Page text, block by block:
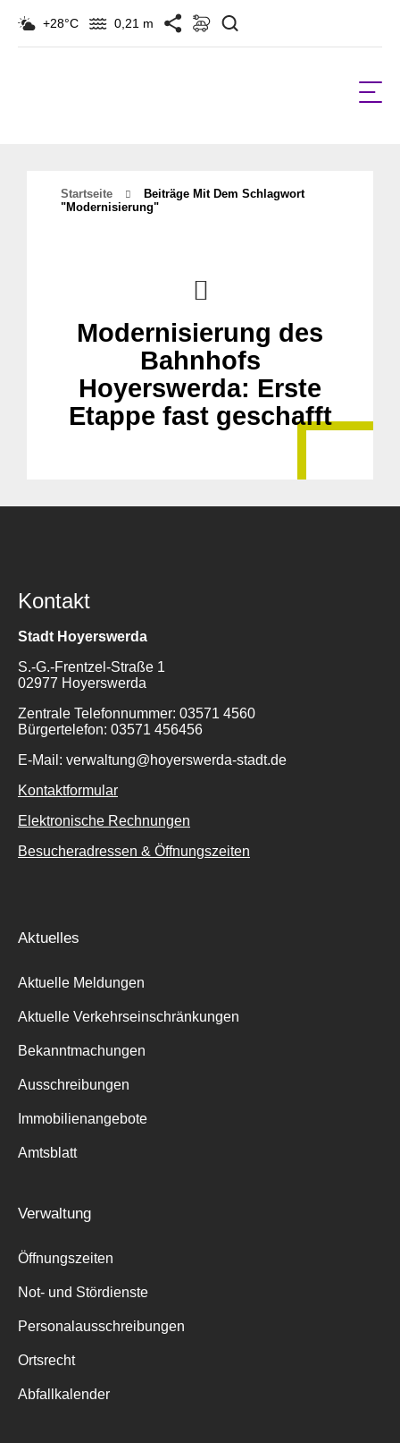
+28°C 0,21 m
Suche
Startseite
Beiträge Mit Dem Schlagwort
"modernisierung"
Modernisierung des
Bahnhofs
Hoyerswerda: Erste
Etappe fast geschafft
Kontakt
Stadt Hoyerswerda
S.-G.-Frentzel-Straße 1
02977 Hoyerswerda
Zentrale Telefonnummer: 03571 4560
Bürgertelefon: 03571 456456
E-Mail: verwaltung@hoyerswerda-stadt.de
Kontaktformular
Elektronische Rechnungen
Besucheradressen & Öffnungszeiten
Aktuelles
Aktuelle Meldungen
Aktuelle Verkehrseinschränkungen
Bekanntmachungen
Ausschreibungen
Immobilienangebote
Amtsblatt
Verwaltung
Öffnungszeiten
Not- und Stördienste
Personalausschreibungen
Ortsrecht
Abfallkalender